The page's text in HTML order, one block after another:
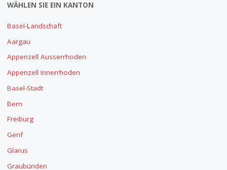
WÄHLEN SIE EIN KANTON
Basel-Landschaft
Aargau
Appenzell Ausserrhoden
Appenzell Innerrhoden
Basel-Stadt
Bern
Freiburg
Genf
Glarus
Graubünden